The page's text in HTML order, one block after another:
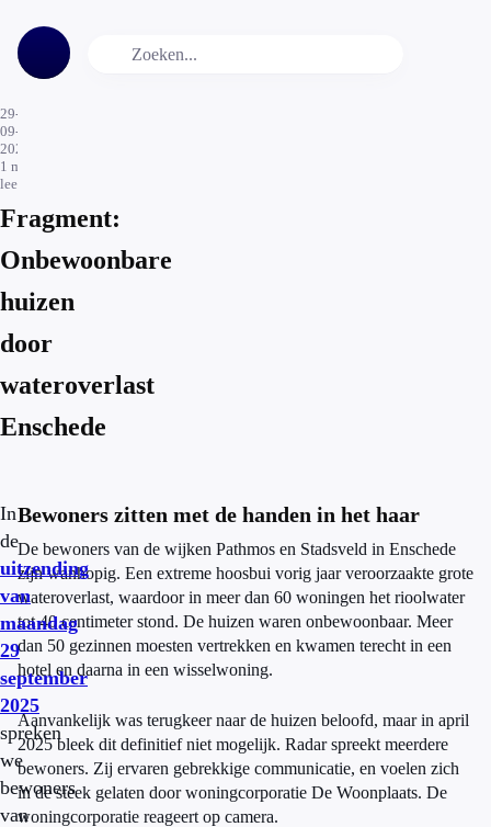
29-
09-
2025
1 min.
leestijd
Fragment:
Onbewoonbare
huizen
door
wateroverlast
Enschede
In
de
uitzending
van
maandag
29
september
2025
spreken
we
bewoners
van
Bewoners zitten met de handen in het haar
De bewoners van de wijken Pathmos en Stadsveld in Enschede
zijn wanhopig. Een extreme hoosbui vorig jaar veroorzaakte grote
wateroverlast, waardoor in meer dan 60 woningen het rioolwater
tot 40 centimeter stond. De huizen waren onbewoonbaar. Meer
dan 50 gezinnen moesten vertrekken en kwamen terecht in een
hotel en daarna in een wisselwoning.
Aanvankelijk was terugkeer naar de huizen beloofd, maar in april
2025 bleek dit definitief niet mogelijk. Radar spreekt meerdere
bewoners. Zij ervaren gebrekkige communicatie, en voelen zich
in de steek gelaten door woningcorporatie De Woonplaats. De
woningcorporatie reageert op camera.